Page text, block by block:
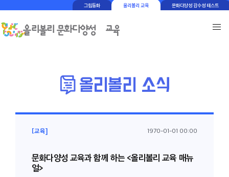
그림동화 올리볼리 교육 문화다양성 감수성 테스트
[교육] 1970-01-01 00:00
문화다양성 교육과 함께 하는 <올리볼리 교육 매뉴
얼>